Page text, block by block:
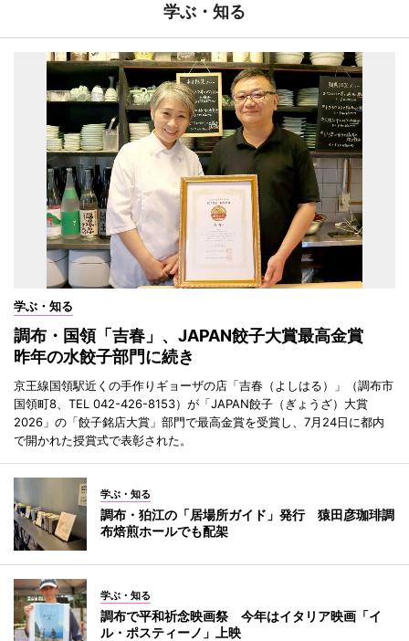
学ぶ・知る
学ぶ・知る
調布・国領「吉春」、JAPAN餃子大賞最高金賞
昨年の水餃子部門に続き
京王線国領駅近くの手作りギョーザの店「吉春（よしはる）」（調布市
国領町8、TEL 042-426-8153）が「JAPAN餃子（ぎょうざ）大賞
2026」の「餃子銘店大賞」部門で最高金賞を受賞し、7月24日に都内
で開かれた授賞式で表彰された。
学ぶ・知る
調布・狛江の「居場所ガイド」発行 猿田彦珈琲調
布焙煎ホールでも配架
学ぶ・知る
調布で平和祈念映画祭 今年はイタリア映画「イ
ル・ポスティーノ」上映